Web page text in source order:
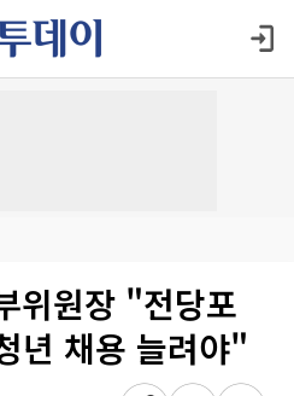
위원장 "전당포
년 채용 늘려야"